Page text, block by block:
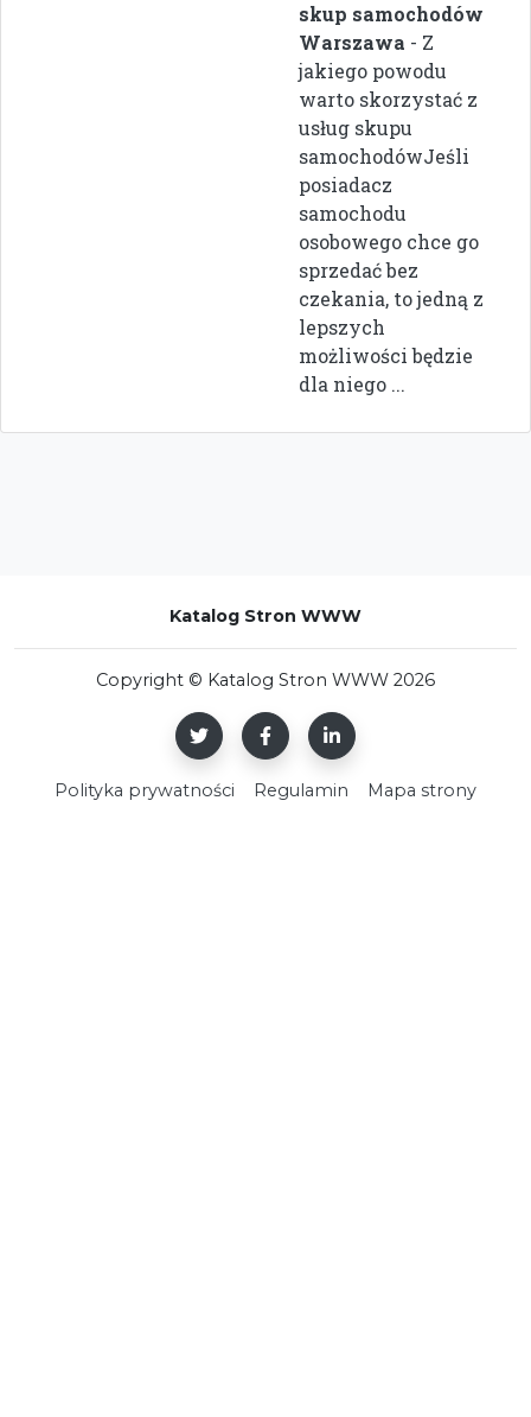
skup samochodów
Warszawa - Z
jakiego powodu
warto skorzystać z
usług skupu
samochodówJeśli
posiadacz
samochodu
osobowego chce go
sprzedać bez
czekania, to jedną z
lepszych
możliwości będzie
dla niego ...
Katalog Stron WWW
Copyright © Katalog Stron WWW 2026
Polityka prywatności Regulamin Mapa strony